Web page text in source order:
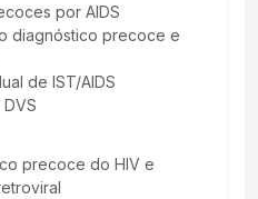
por AIDS
diagnóstico precoce e
de IST/AIDS
precoce do HIV e